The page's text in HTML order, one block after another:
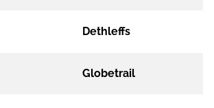
Dethleffs
Globetrail